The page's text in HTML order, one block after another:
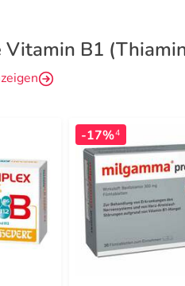
Vitamin B1
-17%4